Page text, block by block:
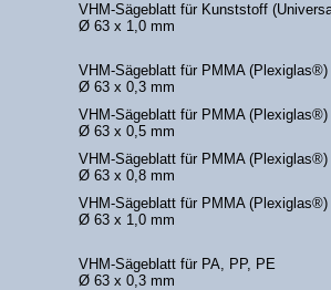
VHM-Sägeblatt für Kunststoff
Ø 63 x 1,0 mm
VHM-Sägeblatt für PMMA (Plexiglas®)
Ø 63 x 0,3 mm
VHM-Sägeblatt für PMMA (Plexiglas®)
Ø 63 x 0,5 mm
VHM-Sägeblatt für PMMA (Plexiglas®)
Ø 63 x 0,8 mm
VHM-Sägeblatt für PMMA (Plexiglas®)
Ø 63 x 1,0 mm
VHM-Sägeblatt für PA, PP, PE
Ø 63 x 0,3 mm